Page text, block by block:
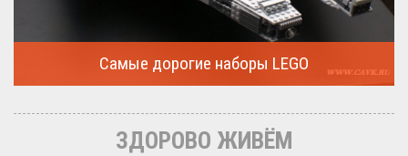
Самые дорогие наборы LEGO
дорогие...
ЗДОРОВО ЖИВЁМ